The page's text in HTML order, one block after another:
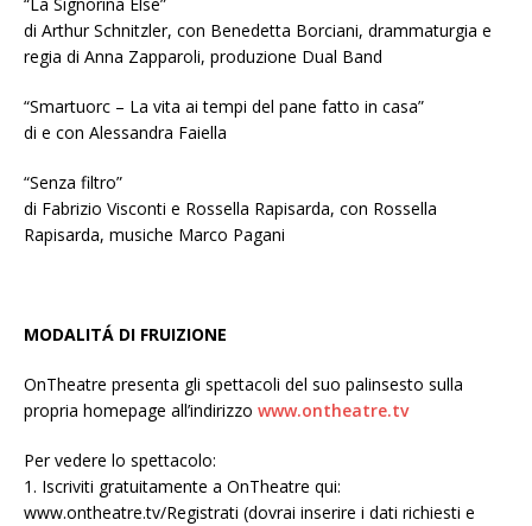
“La Signorina Else”
di Arthur Schnitzler, con Benedetta Borciani, drammaturgia e
regia di Anna Zapparoli, produzione Dual Band
“Smartuorc – La vita ai tempi del pane fatto in casa”
di e con Alessandra Faiella
“Senza filtro”
di Fabrizio Visconti e Rossella Rapisarda, con Rossella
Rapisarda, musiche Marco Pagani
MODALITÁ DI FRUIZIONE
OnTheatre presenta gli spettacoli del suo palinsesto sulla
propria homepage all’indirizzo www.ontheatre.tv
Per vedere lo spettacolo:
1. Iscriviti gratuitamente a OnTheatre qui:
www.ontheatre.tv/Registrati (dovrai inserire i dati richiesti e